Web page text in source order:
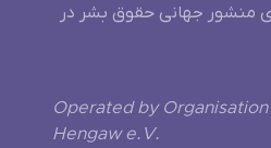
منشور جهانی حقوق بشر در
Operated by
Hengaw e.V.